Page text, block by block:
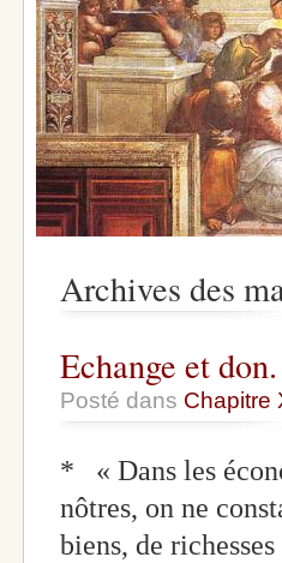
Archives des
Echange et don.
Posté dans Chapitre
* « Dans les
nôtres, on ne
biens, de